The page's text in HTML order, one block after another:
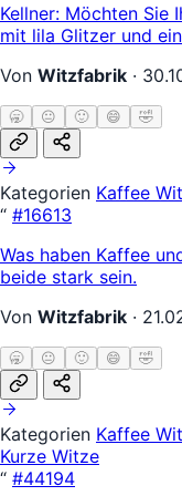
Kellner: Möchten Sie
mit lila Glitzer und
Von Witzfabrik ·
🥱 😐 🙂 😄 🤣
Kategorien Kaffee
“ #16613
Was haben Kaffee
beide stark sein.
Von Witzfabrik ·
🥱 😐 🙂 😄 🤣
Kategorien Kaffee
Kurze Witze
“ #44194